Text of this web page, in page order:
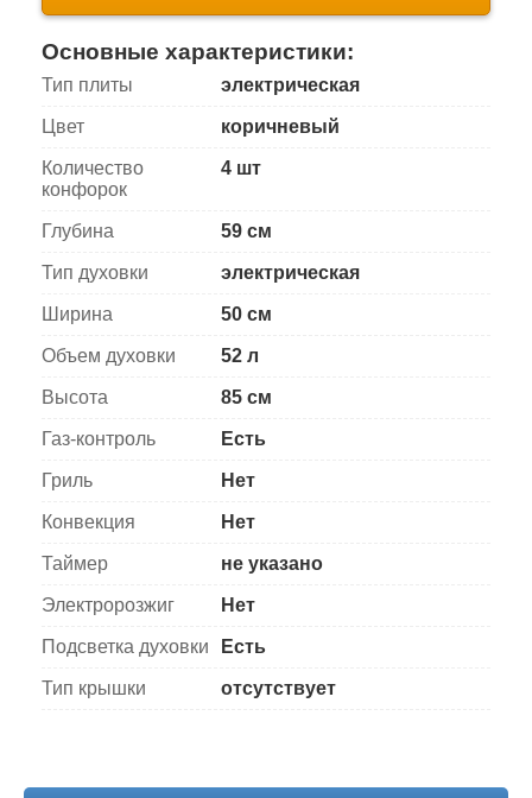
Основные характеристики:
Тип плиты электрическая
Цвет коричневый
Количество
конфорок
4 шт
Глубина 59 см
Тип духовки электрическая
Ширина 50 см
Объем духовки 52 л
Высота 85 см
Газ-контроль Есть
Гриль Нет
Конвекция Нет
Таймер не указано
Электророзжиг Нет
Подсветка духовки Есть
Тип крышки отсутствует